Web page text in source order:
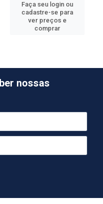
Faça seu login ou
cadastre-se para
ver preços e
comprar
nossas